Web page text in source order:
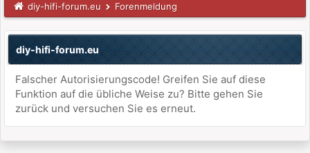
diy-hifi-forum.eu Forenmeldung
diy-hifi-forum.eu
Falscher Autorisierungscode! Greifen Sie auf diese
Funktion auf die übliche Weise zu? Bitte gehen Sie
zurück und versuchen Sie es erneut.